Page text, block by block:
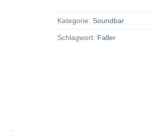
Kategorie: Soundbar
Schlagwort: Faller